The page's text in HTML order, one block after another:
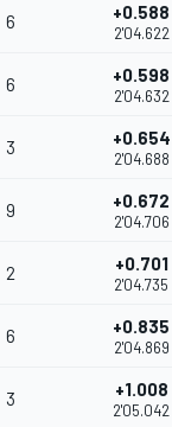
6 +0.588
2'04.622
6 +0.598
2'04.632
3 +0.654
2'04.688
9 +0.672
2'04.706
2 +0.701
2'04.735
6 +0.835
2'04.869
3 +1.008
2'05.042